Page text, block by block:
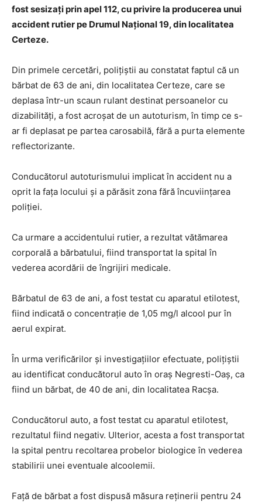
fost sesizați prin apel 112, cu privire la producerea unui
accident rutier pe Drumul Național 19, din localitatea
Certeze.
Din primele cercetări, polițiștii au constatat faptul că un
bărbat de 63 de ani, din localitatea Certeze, care se
deplasa într-un scaun rulant destinat persoanelor cu
dizabilități, a fost acroșat de un autoturism, în timp ce s-
ar fi deplasat pe partea carosabilă, fără a purta elemente
reflectorizante.
Conducătorul autoturismului implicat în accident nu a
oprit la fața locului și a părăsit zona fără încuviințarea
poliției.
Ca urmare a accidentului rutier, a rezultat vătămarea
corporală a bărbatului, fiind transportat la spital în
vederea acordării de îngrijiri medicale.
Bărbatul de 63 de ani, a fost testat cu aparatul etilotest,
fiind indicată o concentrație de 1,05 mg/l alcool pur în
aerul expirat.
În urma verificărilor și investigațiilor efectuate, polițiștii
au identificat conducătorul auto în oraș Negresti-Oaș, ca
fiind un bărbat, de 40 de ani, din localitatea Racșa.
Conducătorul auto, a fost testat cu aparatul etilotest,
rezultatul fiind negativ. Ulterior, acesta a fost transportat
la spital pentru recoltarea probelor biologice în vederea
stabilirii unei eventuale alcoolemii.
Față de bărbat a fost dispusă măsura reținerii pentru 24